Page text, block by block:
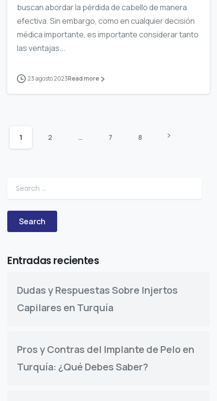
buscan abordar la pérdida de cabello de manera
efectiva. Sin embargo, como en cualquier decisión
médica importante, es importante considerar tanto
las ventajas...
23 agosto 2023Read more
1 2 … 7 8
Search for:
Entradas recientes
Dudas y Respuestas Sobre Injertos
Capilares en Turquía
Pros y Contras del Implante de Pelo en
Turquía: ¿Qué Debes Saber?